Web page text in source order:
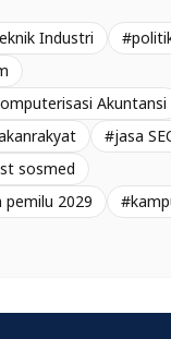
Industri
Akuntansi
#jasa
sosmed
pemilu 2029